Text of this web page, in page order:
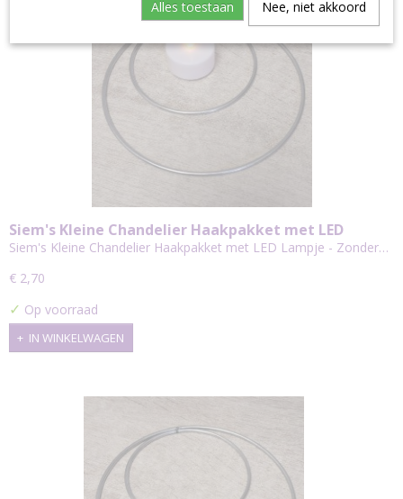
Siem's Kleine Chandelier Haakpakket met LED
Lampje - Zonder Garen
Siem's Kleine Chandelier Haakpakket met LED Lampje - Zonder…
€ 2,70
✓ Op voorraad
IN WINKELWAGEN
Alles toestaan Nee, niet akkoord